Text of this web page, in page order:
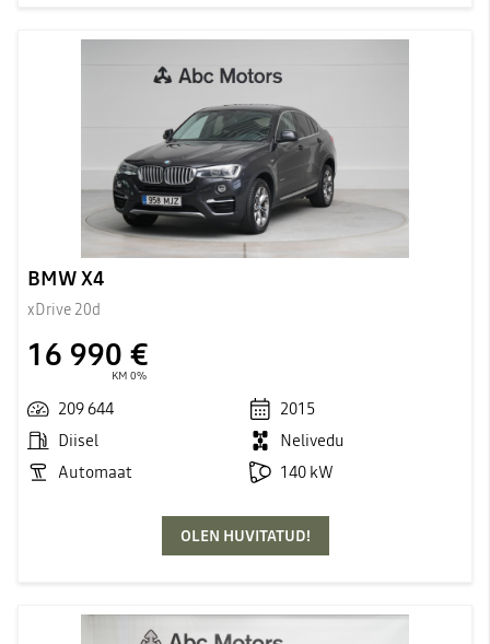
BMW X4
xDrive 20d
16 990 €
KM 0%
209 644
2015
Diisel
Nelivedu
Automaat
140 kW
OLEN HUVITATUD!